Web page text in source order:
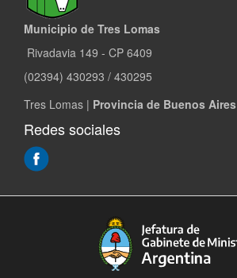
Municipio de Tres Lomas
Rivadavia 149 - CP 6409
(02394) 430293 / 430295
Tres Lomas | Provincia de Buenos Aires
Redes sociales